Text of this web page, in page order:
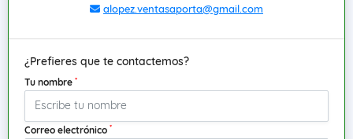
alopez.ventasaporta@gmail.com
¿Prefieres que te contactemos?
Tu nombre *
Correo electrónico *